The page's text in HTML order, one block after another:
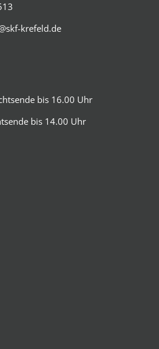
krefeld.de
bis 16.00 Uhr
bis 14.00 Uhr